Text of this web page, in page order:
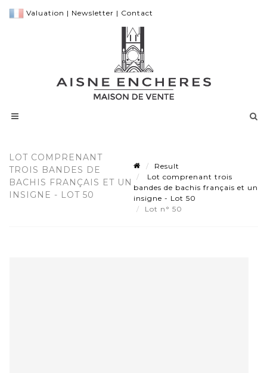
Valuation | Newsletter | Contact
LOT COMPRENANT
TROIS BANDES DE
BACHIS FRANÇAIS ET UN
INSIGNE - LOT 50
Result
Lot comprenant trois
bandes de bachis français et un
insigne - Lot 50
Lot n° 50